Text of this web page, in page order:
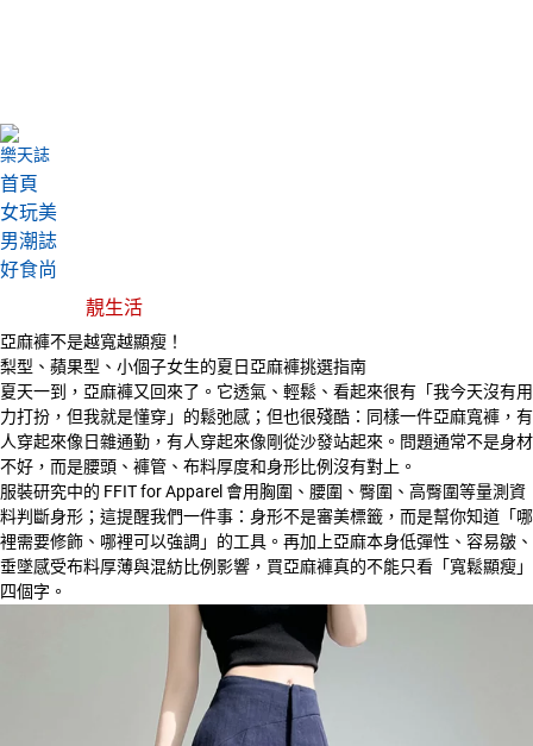
樂天誌
首頁
女玩美
男潮誌
好食尚
靚生活
亞麻褲不是越寬越顯瘦！
梨型、蘋果型、小個子女生的夏日亞麻褲挑選指南
夏天一到，亞麻褲又回來了。它透氣、輕鬆、看起來很有「我今天沒有用
力打扮，但我就是懂穿」的鬆弛感；但也很殘酷：同樣一件亞麻寬褲，有
人穿起來像日雜通勤，有人穿起來像剛從沙發站起來。問題通常不是身材
不好，而是腰頭、褲管、布料厚度和身形比例沒有對上。
服裝研究中的 FFIT for Apparel 會用胸圍、腰圍、臀圍、高臀圍等量測資
料判斷身形；這提醒我們一件事：身形不是審美標籤，而是幫你知道「哪
裡需要修飾、哪裡可以強調」的工具。再加上亞麻本身低彈性、容易皺、
垂墜感受布料厚薄與混紡比例影響，買亞麻褲真的不能只看「寬鬆顯瘦」
四個字。